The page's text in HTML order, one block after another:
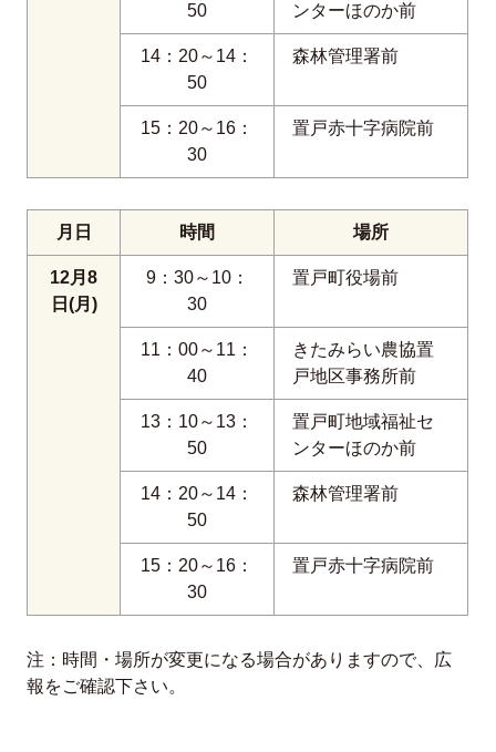
50
ンターほのか前
14：20～14：
50
森林管理署前
15：20～16：
30
置戸赤十字病院前
月日 時間 場所
12月8
日(月)
9：30～10：
30
置戸町役場前
11：00～11：
40
きたみらい農協置
戸地区事務所前
13：10～13：
50
置戸町地域福祉セ
ンターほのか前
14：20～14：
50
森林管理署前
15：20～16：
30
置戸赤十字病院前
注：時間・場所が変更になる場合がありますので、広
報をご確認下さい。